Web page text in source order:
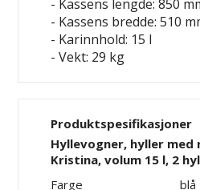
- Kassens lengde: 850
- Kassens bredde: 510
- Karinnhold: 15 l
- Vekt: 29 kg
Produktspesifikasjoner
Hyllevogner, hyller med
Kristina, volum 15 l, 2
Farge
blå